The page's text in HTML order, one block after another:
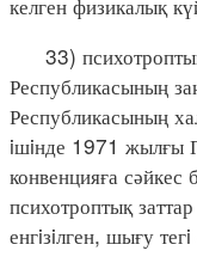
33)
Республикасының
Республикасының
iшiнде 1971 жылғы
конвенцияға
психотроптық
енгiзiлген, шығу тегi